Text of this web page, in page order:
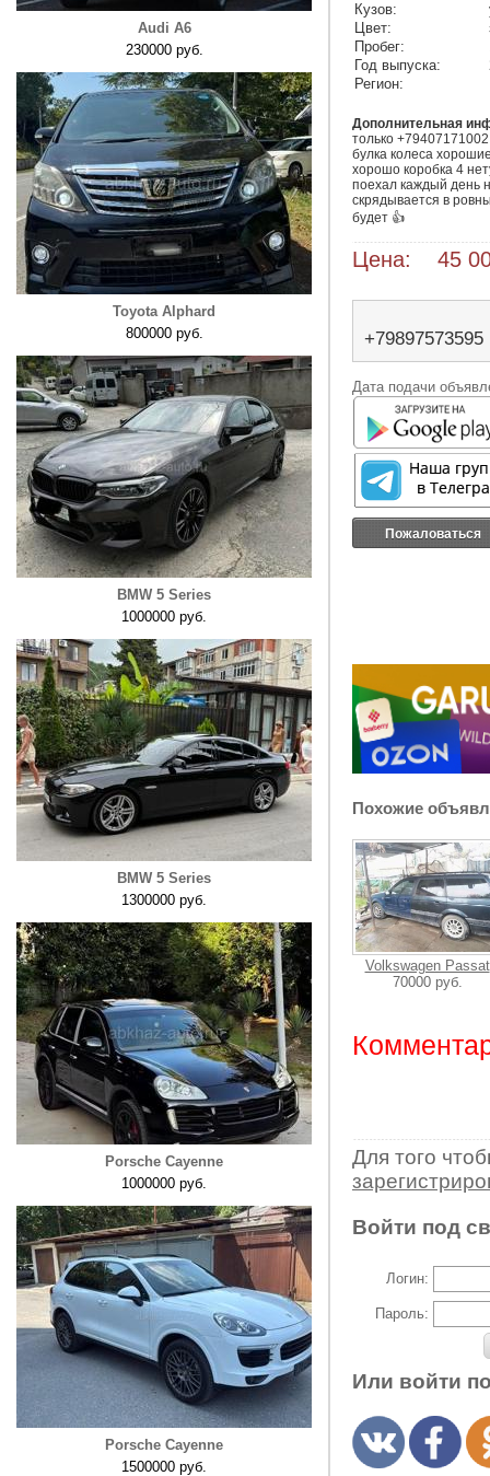
Audi A6
230000 руб.
Toyota Alphard
800000 руб.
BMW 5 Series
1000000 руб.
BMW 5 Series
1300000 руб.
Porsche Cayenne
1000000 руб.
Porsche Cayenne
1500000 руб.
Кузов:
Цвет:
Пробег:
Год выпуска:
Регион:
Дополнительная
только
булка колеса
хорошо коробка 4
поехал каждый день
скрядывается в
Цена: 45
+79897573595
Дата подачи
Пожаловаться
Похожие
Volkswagen Passat
70000 руб.
Для того
Войти под
Логин:
Пароль:
Или войти